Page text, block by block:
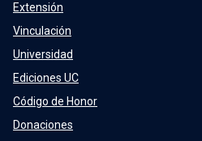
Extensión
Vinculación
Universidad
Ediciones UC
Código de Honor
Donaciones